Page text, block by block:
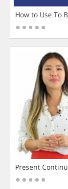
How to Use To
Present